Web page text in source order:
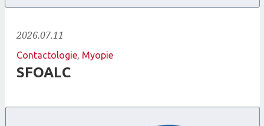
2026.07.11
Contactologie, Myopie
SFOALC